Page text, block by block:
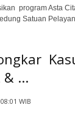
program Asta
Satuan
...
WIB